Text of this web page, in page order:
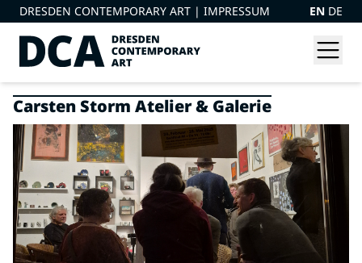
DRESDEN CONTEMPORARY ART | IMPRESSUM EN DE
Carsten Storm Atelier & Galerie